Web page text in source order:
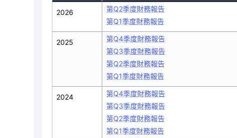
2026
2025
2024
第Q2季度財務報告
第Q1季度財務報告
第Q4季度財務報告
第Q3季度財務報告
第Q2季度財務報告
第Q1季度財務報告
第Q4季度財務報告
第Q3季度財務報告
第Q2季度財務報告
第Q1季度財務報告